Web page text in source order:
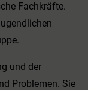
Fachkräfte.
und der
Problemen. Sie